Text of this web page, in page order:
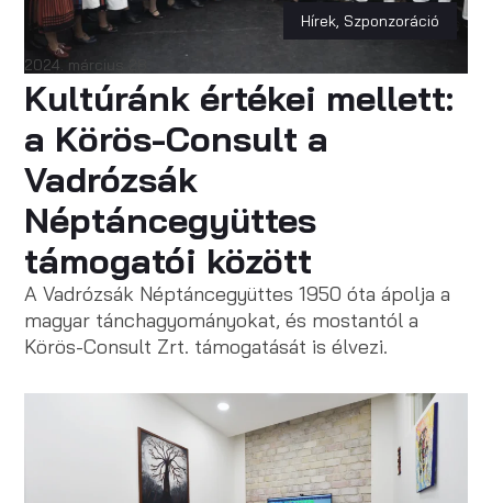
Hírek, Szponzoráció
2024. március 28.
Kultúránk értékei mellett:
a Körös-Consult a
Vadrózsák
Néptáncegyüttes
támogatói között
A Vadrózsák Néptáncegyüttes 1950 óta ápolja a
magyar tánchagyományokat, és mostantól a
Körös-Consult Zrt. támogatását is élvezi.